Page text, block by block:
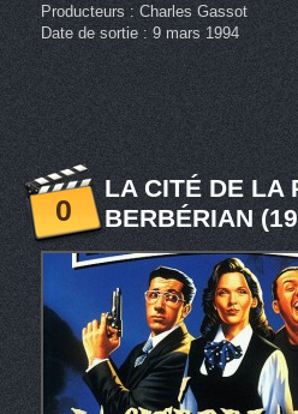
Producteurs : Charles Gassot
Date de sortie : 9 mars 1994
0
LA CITÉ DE LA
BERBÉRIAN